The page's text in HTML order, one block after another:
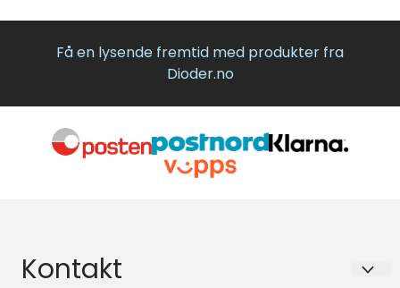
Få en lysende fremtid med produkter fra
Dioder.no
Kontakt